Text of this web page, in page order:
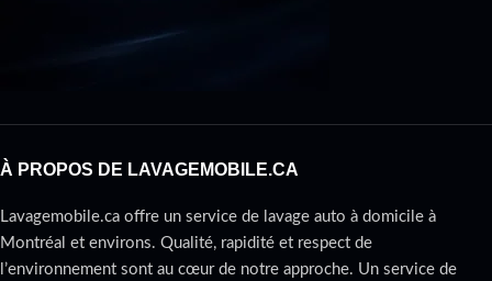
À PROPOS DE LAVAGEMOBILE.CA
Lavagemobile.ca offre un service de lavage auto à domicile à
Montréal et environs. Qualité, rapidité et respect de
l’environnement sont au cœur de notre approche. Un service de